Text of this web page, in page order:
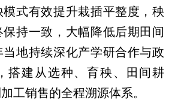
式有效提升栽插平整度，秧
持一致，大幅降低后期田间
地持续深化产学研合作与政
搭建从选种、育秧、田间耕
工销售的全程溯源体系。